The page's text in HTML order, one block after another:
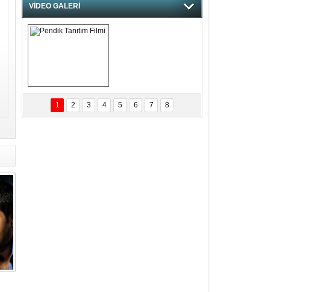
Fatma Daştan
Meftun Olmak
KAFAYI!
Abbas Levent Ertekin
Sanal Medyanın Dijital Savaş Alanı
VİDEO GALERİ
Pendik Tanıtım
Filmi
1 2 3 4 5 6 7 8